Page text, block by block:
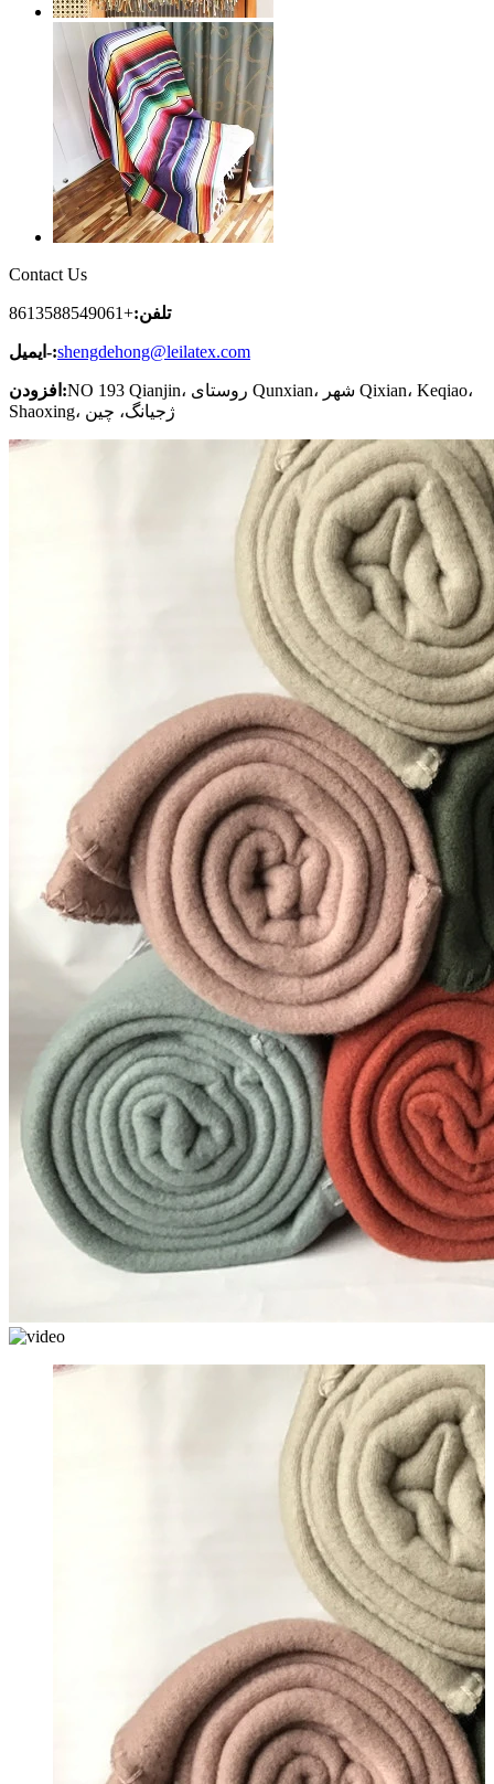
Contact Us
تلفن:+8613588549061
ایمیل-:shengdehong@leilatex.com
افزودن:NO 193 Qianjin، روستای Qunxian، شهر Qixian، Keqiao،
Shaoxing، ژجیانگ، چین